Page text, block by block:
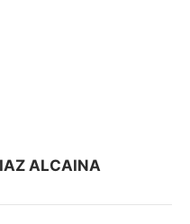
ALCAINA